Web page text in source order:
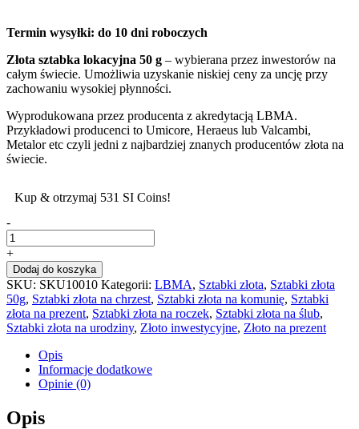
Termin wysyłki: do 10 dni roboczych
Złota sztabka lokacyjna 50 g – wybierana przez inwestorów na
całym świecie. Umożliwia uzyskanie niskiej ceny za uncję przy
zachowaniu wysokiej płynności.
Wyprodukowana przez producenta z akredytacją LBMA.
Przykładowi producenci to Umicore, Heraeus lub Valcambi,
Metalor etc czyli jedni z najbardziej znanych producentów złota na
świecie.
Kup & otrzymaj 531 SI Coins!
-
+
Dodaj do koszyka
SKU: SKU10010 Kategorii: LBMA, Sztabki złota, Sztabki złota
50g, Sztabki złota na chrzest, Sztabki złota na komunię, Sztabki
złota na prezent, Sztabki złota na roczek, Sztabki złota na ślub,
Sztabki złota na urodziny, Złoto inwestycyjne, Złoto na prezent
Opis
Informacje dodatkowe
Opinie (0)
Opis